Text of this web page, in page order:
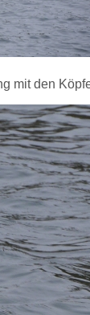
mit den